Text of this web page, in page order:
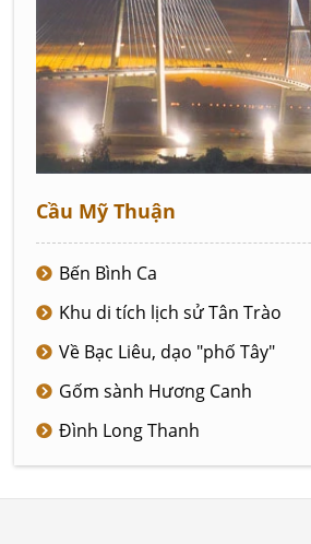
Cầu Mỹ Thuận
Bến Bình Ca
Khu di tích lịch sử Tân Trào
Về Bạc Liêu, dạo "phố Tây"
Gốm sành Hương Canh
Đình Long Thanh